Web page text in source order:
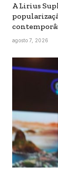
A Lirius
agosto 7, 2026